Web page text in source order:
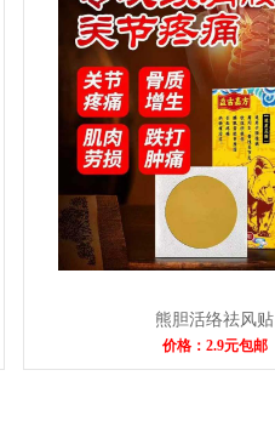
熊胆活络祛风贴
价格：2.9元包邮